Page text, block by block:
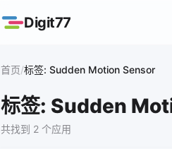
Digit77
首页/标签: Sudden Motion Sensor
标签: Sudden
共找到 2 个应用